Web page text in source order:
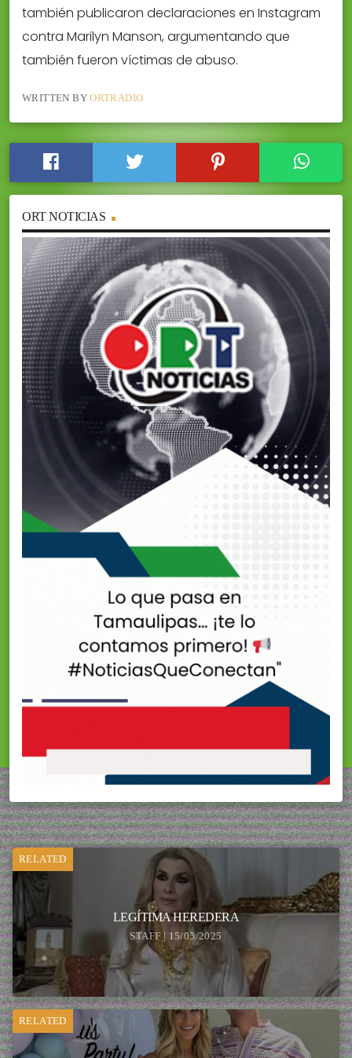
también publicaron declaraciones en Instagram
contra Marilyn Manson, argumentando que
también fueron víctimas de abuso.
WRITTEN BYORTRADIO
ORT NOTICIAS
RELATED
LEGÍTIMA HEREDERA
STAFF | 15/05/2025
RELATED